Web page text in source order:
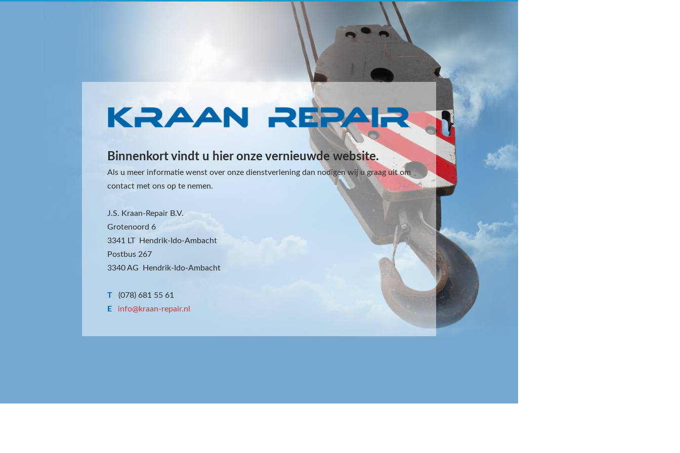
Binnenkort vindt u hier onze vernieuwde website.
Als u meer informatie wenst over onze dienstverlening dan nodigen wij u graag uit om
contact met ons op te nemen.
J.S. Kraan-Repair B.V.
Grotenoord 6
3341 LT Hendrik-Ido-Ambacht
Postbus 267
3340 AG Hendrik-Ido-Ambacht
T
(078) 681 55 61
E
info@kraan-repair.nl